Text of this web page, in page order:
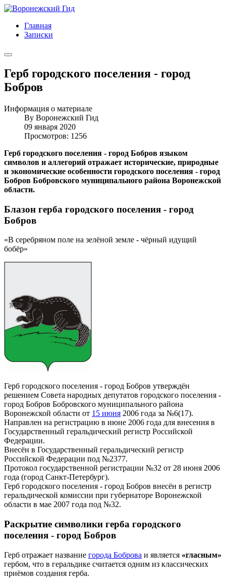
Главная
Записки
Герб городского поселения - город
Бобров
Информация о материале
By Воронежский Гид
09 января 2020
Просмотров: 1256
Герб городского поселения - город Бобров языком
символов и аллегорий отражает исторические, природные
и экономические особенности городского поселения - город
Бобров Бобровского муниципального района Воронежской
области.
Блазон герба городского поселения - город
Бобров
«В серебряном поле на зелёной земле - чёрный идущий
бобёр»
Герб городского поселения - город Бобров утверждён
решением Совета народных депутатов городского поселения -
город Бобров Бобровского муниципального района
Воронежской области от 15 июня 2006 года за №6(17).
Направлен на регистрацию в июне 2006 года для внесения в
Государственный геральдический регистр Российской
Федерации.
Внесён в Государственный геральдический регистр
Российской Федерации под №2377.
Протокол государственной регистрации №32 от 28 июня 2006
года (город Санкт-Петербург).
Герб городского поселения - город Бобров внесён в регистр
геральдической комиссии при губернаторе Воронежской
области в мае 2007 года под №32.
Раскрытие символики герба городского
поселения - город Бобров
Герб отражает название города Боброва и является «гласным»
гербом, что в геральдике считается одним из классических
приёмов создания герба.